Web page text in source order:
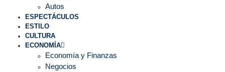
Autos
ESPECTÁCULOS
ESTILO
CULTURA
ECONOMÍA
Economía y Finanzas
Negocios